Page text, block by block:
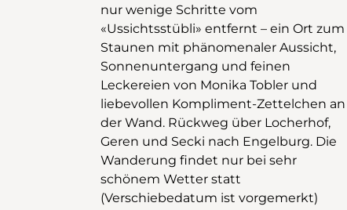
nur wenige Schritte vom
«Ussichtsstübli» entfernt – ein Ort zum
Staunen mit phänomenaler Aussicht,
Sonnenuntergang und feinen
Leckereien von Monika Tobler und
liebevollen Kompliment-Zettelchen an
der Wand. Rückweg über Locherhof,
Geren und Secki nach Engelburg. Die
Wanderung findet nur bei sehr
schönem Wetter statt
(Verschiebedatum ist vorgemerkt)